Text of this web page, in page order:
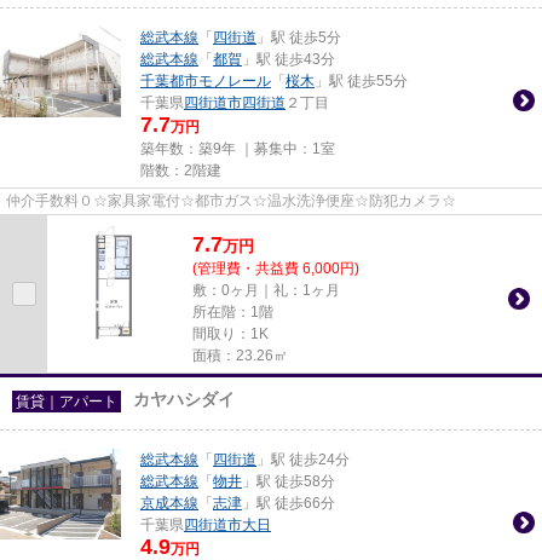
総武本線 「 四街道 」駅 徒歩5分
総武本線 「 都賀 」駅 徒歩43分
千葉都市モノレール 「 桜木 」駅 徒歩55分
千葉県四街道市四街道 ２丁目
7.7万円
築年数：築9年 ｜募集中： 1室
階数：2階建
仲介手数料０☆家具家電付☆都市ガス☆温水洗浄便座☆防犯カメラ☆
7.7万円
(管理費・共益費 6,000円)
敷：0ヶ月｜礼：1ヶ月
所在階：1階
間取り：1K
面積：23.26㎡
賃貸｜アパート カヤハシダイ
総武本線 「 四街道 」駅 徒歩24分
総武本線 「 物井 」駅 徒歩58分
京成本線 「 志津 」駅 徒歩66分
千葉県四街道市大日
4.9万円